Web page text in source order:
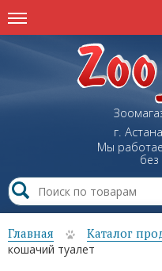
г. Астана
Мы
Главная Каталог
кошачий туалет